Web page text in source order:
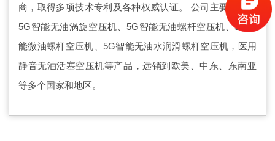
商，取得多项技术专利及各种权威认证。 公司主要产品为
5G智能无油涡旋空压机、5G智能无油螺杆空压机、5G智
能微油螺杆空压机、5G智能无油水润滑螺杆空压机，医用
静音无油活塞空压机等产品，远销到欧美、中东、东南亚
等多个国家和地区。